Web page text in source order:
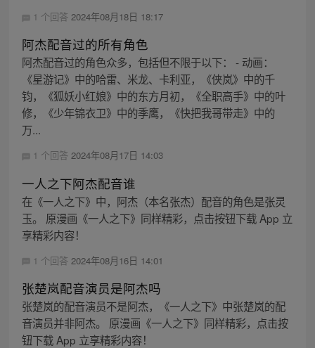
1 个回答 2024年08月18日 18:17
阿杰配音过的所有角色
阿杰配音过的角色众多，包括但不限于以下： - 动画：
《星游记》中的哈雷、米龙、卡利亚，《侠岚》中的千
钧，《狐妖小红娘》中的东方月初，《全职高手》中的叶
修，《少年锦衣卫》中的季鹰，《快把我哥带走》中的
万...
1 个回答 2024年08月17日 14:03
一人之下阿杰配音谁
在《一人之下》中，阿杰（本名张杰）配音的角色是张灵
玉。 原漫画《一人之下》同样精彩，点击按钮下载 App 立
享精彩内容！
1 个回答 2024年08月16日 14:01
张楚岚配音演员是阿杰吗
张楚岚的配音演员不是阿杰，《一人之下》中张楚岚的配
音演员并非阿杰。 原漫画《一人之下》同样精彩，点击按
钮下载 App 立享精彩内容！